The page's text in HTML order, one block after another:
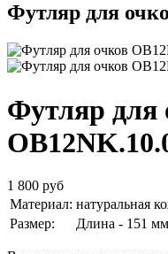
Футляр для
Футляр для
1 800 руб
Материал: натуральная
Размер:
Длина - 151